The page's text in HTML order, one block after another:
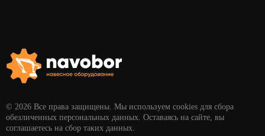
© 2026 Все права защищены. Мы используем cookies для сбора
обезличенных персональных данных. Оставаясь на сайте, вы
соглашаетесь на сбор таких данных.